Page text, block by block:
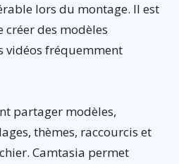
lors du montage. Il est
des modèles
vidéos fréquemment
partager modèles,
thèmes, raccourcis et
Camtasia permet